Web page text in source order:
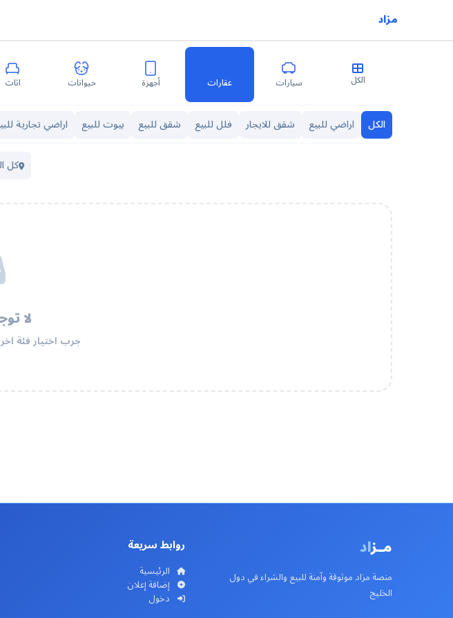
مزاد
الكل سيارات عقارات أجهزة حيوانات اثاث
الكل اراضي للبيع شقق للايجار فلل للبيع شقق للبيع بيوت للبيع اراضي تجارية
كل
لا
جرب اختيار فئة
مـزاد
منصة مزاد موثوقة وآمنة للبيع والشراء في دول
الخليج
روابط سريعة
الرئيسية
إضافة إعلان
دخول